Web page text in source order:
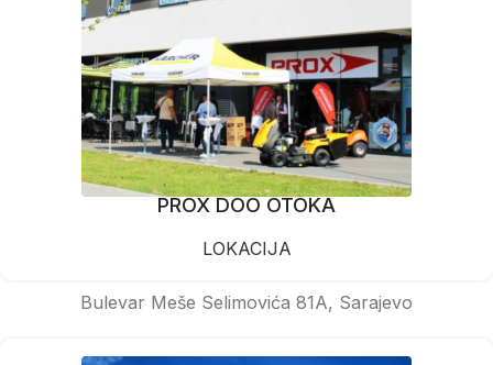
PROX DOO OTOKA
LOKACIJA
Bulevar Meše Selimovića 81A, Sarajevo